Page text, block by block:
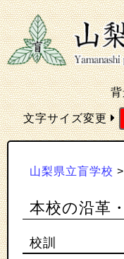
文字サイズ変更
山梨県立盲学校 >
本校の沿革
校訓